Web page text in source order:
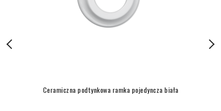
Ceramiczna podtynkowa ramka pojedyncza biała